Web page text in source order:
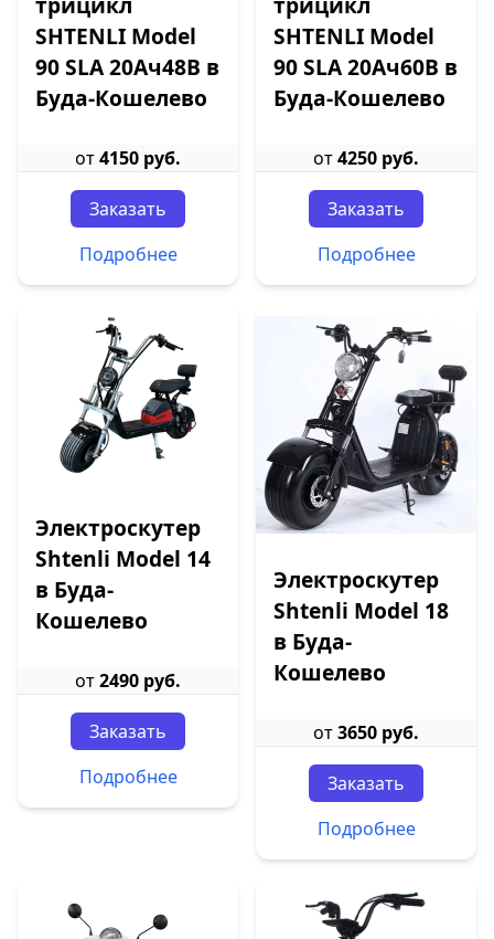
SHTENLI Model
90 SLA 20Ач48В в
Буда-Кошелево
от4150 руб.
Заказать
Подробнее
SHTENLI Model
90 SLA 20Ач60В в
Буда-Кошелево
от4250 руб.
Заказать
Подробнее
Электроскутер
Shtenli Model 14
в Буда-
Кошелево
от2490 руб.
Заказать
Подробнее
Электроскутер
Shtenli Model 18
в Буда-
Кошелево
от3650 руб.
Заказать
Подробнее